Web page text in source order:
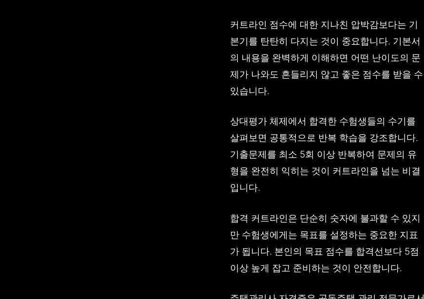
커트라인 점수에 대한 지나친 압박감보다는 기
본기를 탄탄히 다지는 것이 중요합니다. 기본서
의 내용을 완벽하게 이해하면 어떤 난이도의 문
제가 나와도 흔들리지 않고 좋은 점수를 받을 수
있습니다.
상대평가 체제에서 합격한 수험생들의 수기를
살펴보면 공통적으로 반복 학습을 강조합니다.
기출문제를 최소 5회 이상 반복하여 문제의 유
형을 완전히 익히는 것이 커트라인을 넘는 비결
입니다.
합격 커트라인은 단순히 숫자에 불과할 수 있지
만 수험생에게는 목표를 설정하는 중요한 지표
가 됩니다. 본인의 목표 점수를 합격선보다 5점
이상 높게 잡고 준비하는 것이 안전합니다.